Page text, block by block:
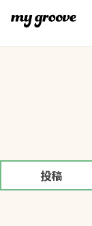
投稿